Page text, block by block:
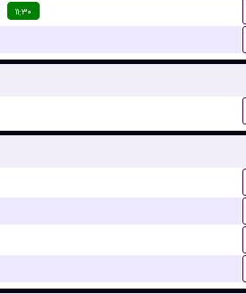
۱۱:۳۰